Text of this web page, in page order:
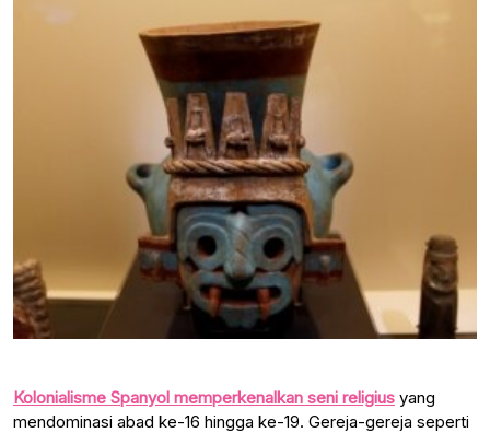
Kolonialisme Spanyol memperkenalkan seni religius yang
mendominasi abad ke-16 hingga ke-19. Gereja-gereja seperti